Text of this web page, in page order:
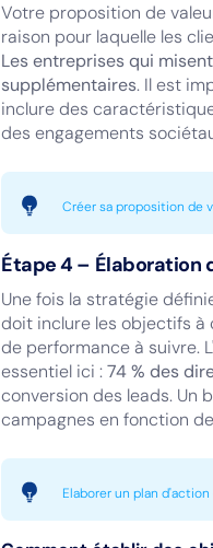
Votre proposition de
raison pour laquelle les
Les entreprises qui
supplémentaires. Il est
inclure des
des engagements
Créer sa proposition de
Étape 4 – Élaboration
Une fois la stratégie
doit inclure les objectifs à
de performance à suivre.
essentiel ici :74 % des
conversion des leads. Un
campagnes en fonction
Elaborer un plan